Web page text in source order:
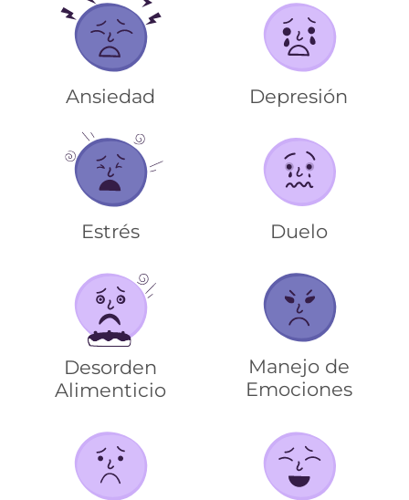
Ansiedad Depresión
Estrés Duelo
Desorden
Alimenticio
Manejo de
Emociones